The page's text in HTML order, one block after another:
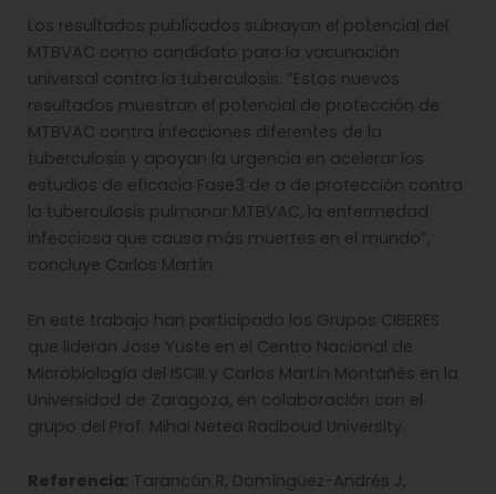
Los resultados publicados subrayan el potencial del
MTBVAC como candidato para la vacunación
universal contra la tuberculosis. “Estos nuevos
resultados muestran el potencial de protección de
MTBVAC contra infecciones diferentes de la
tuberculosis y apoyan la urgencia en acelerar los
estudios de eficacia Fase3 de a de protección contra
la tuberculosis pulmonar MTBVAC, la enfermedad
infecciosa que causa más muertes en el mundo”,
concluye Carlos Martín.
En este trabajo han participado los Grupos CIBERES
que lideran Jose Yuste en el Centro Nacional de
Microbiología del ISCIII y Carlos Martín Montañés en la
Universidad de Zaragoza, en colaboración con el
grupo del Prof. Mihai Netea Radboud University.
Referencia: Tarancón R, Domínguez-Andrés J,